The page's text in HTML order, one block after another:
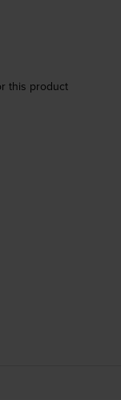
this product